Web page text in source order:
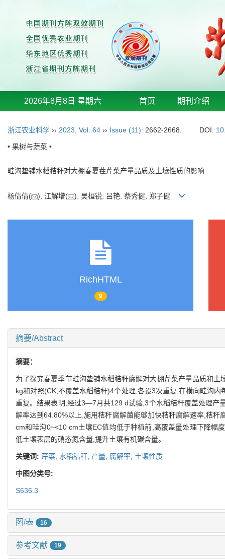
2026年8月8日 星期六 首页 期刊介绍
浙江农业科学 ›› 2023 Vol. 64 ›› Issue (11): 2662-2668. DOI:
• 果树与蔬菜 •
畦沟垫铺水稻秸秆对大棚春夏茬芹菜产量品质及土壤性质的影响
杨倩倩( ), 江解增( ), 吴桓锐, 吕艳, 蔡秀健, 郑子健
RichHTML
9
摘要/Abstract
摘要：
为了探究春夏季节畦沟垫铺水稻秸秆腐解对大棚芹菜产量品质和
kg和对照(CK,不覆盖水稻秸秆)4个处理,各设3次重复;在横向畦沟内
重复。结果表明,经过3—7月共129 d试验,3个水稻秸秆覆盖处理产
解率达到64.80%以上,施用秸秆腐解菌能够加快秸秆腐解速率,秸
cm和畦沟0~<10 cm土壤EC值均低于种植前,高覆盖量处理下降幅
低土壤表层的硝态氮含量,提升土壤有机碳含量。
关键词: 芹菜, 水稻秸秆, 产量, 腐解率, 土壤性质
中图分类号:
S636.3
图/表 16
参考文献 19